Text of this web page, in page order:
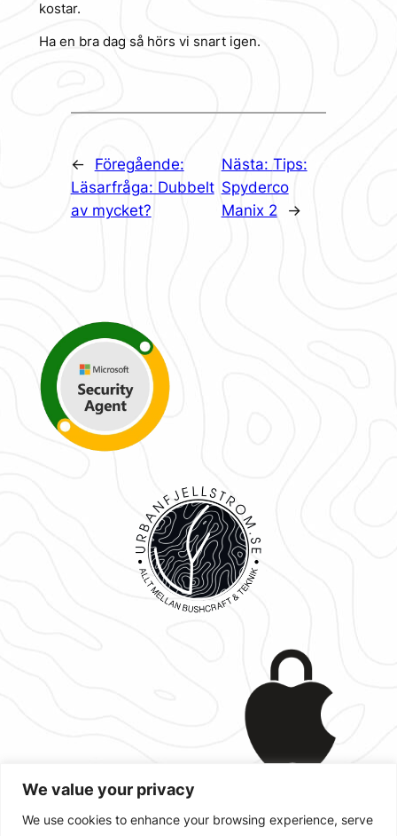
We value your privacy
We use cookies to enhance your browsing experience, serve
kostar.
Ha en bra dag så hörs vi snart igen.
←
Föregående:
Läsarfråga: Dubbelt
av mycket?
Nästa: Tips:
Spyderco
Manix 2
→